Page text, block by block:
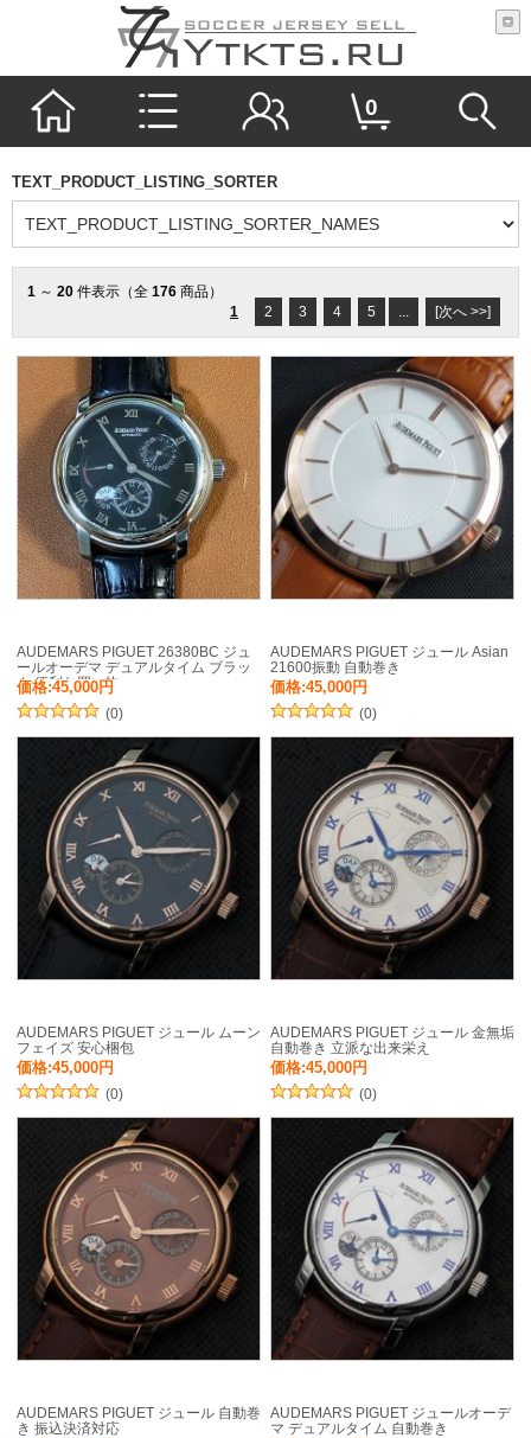
0
TEXT_PRODUCT_LISTING_SORTER
1 ～ 20 件表示（全 176 商品）
1
2 3 4 5 ... [次へ >>]
AUDEMARS PIGUET 26380BC ジュ
ールオーデマ デュアルタイム ブラッ
ク 便利な買い物
価格:45,000円
(0)
AUDEMARS PIGUET ジュール Asian
21600振動 自動巻き
価格:45,000円
(0)
AUDEMARS PIGUET ジュール ムーン
フェイズ 安心梱包
価格:45,000円
(0)
AUDEMARS PIGUET ジュール 金無垢
自動巻き 立派な出来栄え
価格:45,000円
(0)
AUDEMARS PIGUET ジュール 自動巻
き 振込決済対応
AUDEMARS PIGUET ジュールオーデ
マ デュアルタイム 自動巻き